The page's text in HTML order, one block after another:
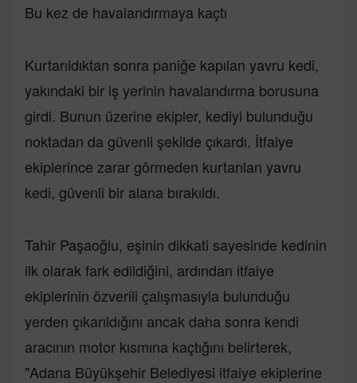
Bu kez de havalandırmaya kaçtı
Kurtarıldıktan sonra paniğe kapılan yavru kedi,
yakındaki bir iş yerinin havalandırma borusuna
girdi. Bunun üzerine ekipler, kediyi bulunduğu
noktadan da güvenli şekilde çıkardı. İtfaiye
ekiplerince zarar görmeden kurtarılan yavru
kedi, güvenli bir alana bırakıldı.
Tahir Paşaoğlu, eşinin dikkati sayesinde kedinin
ilk olarak fark edildiğini, ardından itfaiye
ekiplerinin özverili çalışmasıyla bulunduğu
yerden çıkarıldığını ancak daha sonra kendi
aracının motor kısmına kaçtığını belirterek,
"Adana Büyükşehir Belediyesi itfaiye ekiplerine